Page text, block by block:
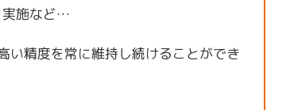
実施など…
精度を常に維持し続けることができ